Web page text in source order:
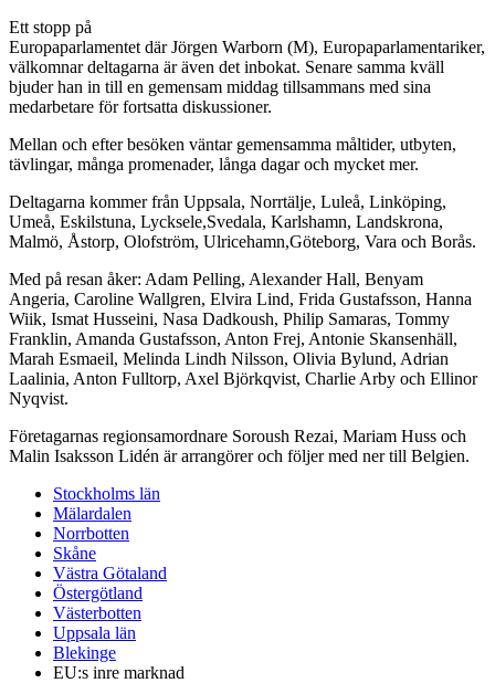
Ett stopp på
Europaparlamentet där Jörgen Warborn (M), Europaparlamentariker,
välkomnar deltagarna är även det inbokat. Senare samma kväll
bjuder han in till en gemensam middag tillsammans med sina
medarbetare för fortsatta diskussioner.
Mellan och efter besöken väntar gemensamma måltider, utbyten,
tävlingar, många promenader, långa dagar och mycket mer.
Deltagarna kommer från Uppsala, Norrtälje, Luleå, Linköping,
Umeå, Eskilstuna, Lycksele,Svedala, Karlshamn, Landskrona,
Malmö, Åstorp, Olofström, Ulricehamn,Göteborg, Vara och Borås.
Med på resan åker: Adam Pelling, Alexander Hall, Benyam
Angeria, Caroline Wallgren, Elvira Lind, Frida Gustafsson, Hanna
Wiik, Ismat Husseini, Nasa Dadkoush, Philip Samaras, Tommy
Franklin, Amanda Gustafsson, Anton Frej, Antonie Skansenhäll,
Marah Esmaeil, Melinda Lindh Nilsson, Olivia Bylund, Adrian
Laalinia, Anton Fulltorp, Axel Björkqvist, Charlie Arby och Ellinor
Nyqvist.
Företagarnas regionsamordnare Soroush Rezai, Mariam Huss och
Malin Isaksson Lidén är arrangörer och följer med ner till Belgien.
Stockholms län
Mälardalen
Norrbotten
Skåne
Västra Götaland
Östergötland
Västerbotten
Uppsala län
Blekinge
EU:s inre marknad